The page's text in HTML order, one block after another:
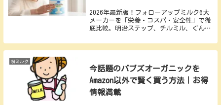
2026年最新版！フォローアップミルク6大
メーカーを「栄養・コスパ・安全性」で徹
底比較。明治ステップ、チルミル、ぐんぐ
の差で、鉄分不足の不安が消えるとしたら
安くないですか？」無添加オーガニックの
ゃけます。
粉ミルク
今話題のバブズオーガニックを
Amazon以外で賢く買う方法｜お得
情報満載